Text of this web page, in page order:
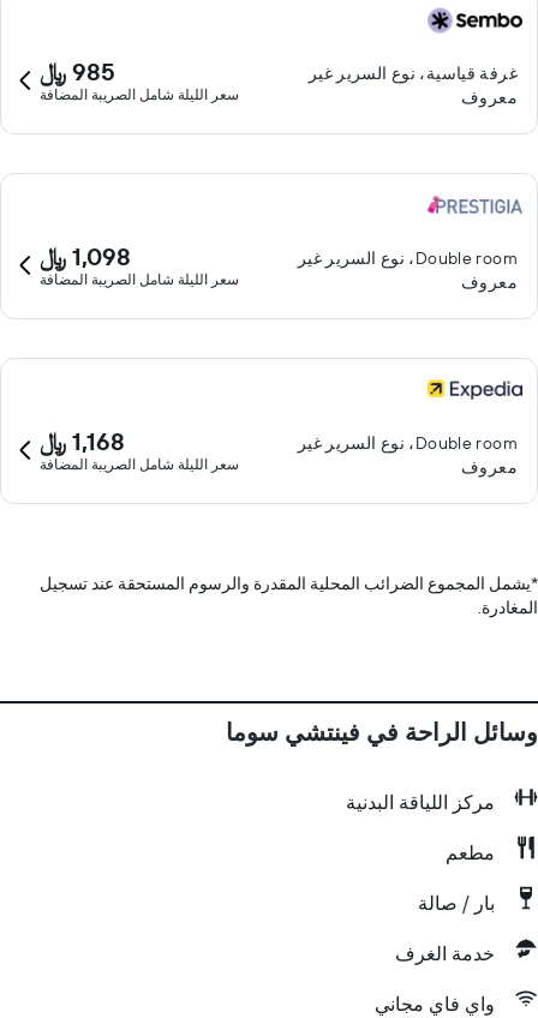
غرفة قياسية، نوع السرير غير
معروف
985 ﷼
سعر الليلة شامل الصريبة المضافة
Double room، نوع السرير غير
معروف
1,098 ﷼
سعر الليلة شامل الصريبة المضافة
Double room، نوع السرير غير
معروف
1,168 ﷼
سعر الليلة شامل الصريبة المضافة
*يشمل المجموع الضرائب المحلية المقدرة والرسوم المستحقة عند تسجيل
المغادرة.
وسائل الراحة في فينتشي سوما
مركز اللياقة البدنية
مطعم
بار / صالة
خدمة الغرف
واي فاي مجاني